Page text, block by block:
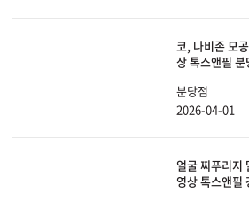
코, 나비존 모
상 톡스앤필
분당점
2026-04-01
얼굴 찌푸리지
영상 톡스앤필